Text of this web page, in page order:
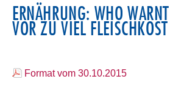
ERNÄHRUNG: WHO WARNT
VOR ZU VIEL FLEISCHKOST
Format vom 30.10.2015